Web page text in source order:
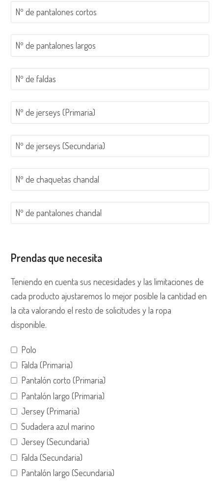
Nº de pantalones cortos
Nº de pantalones largos
Nº de faldas
Nº de jerseys (Primaria)
Nº de jerseys (Secundaria)
Nº de chaquetas chandal
Nº de pantalones chandal
Prendas que necesita
Teniendo en cuenta sus necesidades y las limitaciones de
cada producto ajustaremos lo mejor posible la cantidad en
la cita valorando el resto de solicitudes y la ropa
disponible.
Polo
Falda (Primaria)
Pantalón corto (Primaria)
Pantalón largo (Primaria)
Jersey (Primaria)
Sudadera azul marino
Jersey (Secundaria)
Falda (Secundaria)
Pantalón largo (Secundaria)